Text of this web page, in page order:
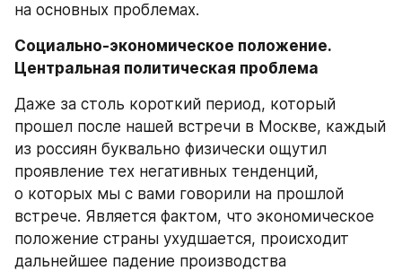
на основных проблемах.
Социально-экономическое положение.
Центральная политическая проблема
Даже за столь короткий период, который
прошел после нашей встречи в Москве, каждый
из россиян буквально физически ощутил
проявление тех негативных тенденций,
о которых мы с вами говорили на прошлой
встрече. Является фактом, что экономическое
положение страны ухудшается, происходит
дальнейшее падение производства